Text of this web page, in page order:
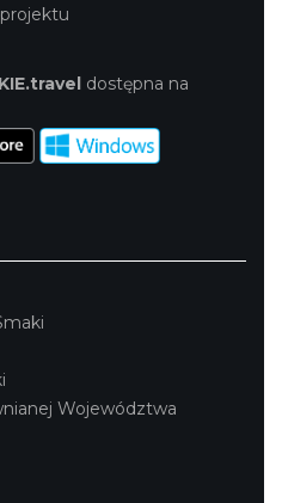
dostępna na
Województwa